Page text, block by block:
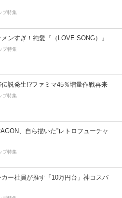
プ特集
ンすぎ！純愛『（LOVE SONG）』
プ特集
説発生!?ファミマ45％増量作戦再来
プ特集
、自ら描いた”レトロフューチャ
プ特集
カー社員が推す「10万円台」神コスパ